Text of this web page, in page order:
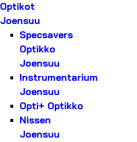
Optikot
Joensuu
Specsavers
Optikko
Joensuu
Instrumentarium
Joensuu
Opti+ Optikko
Nissen
Joensuu